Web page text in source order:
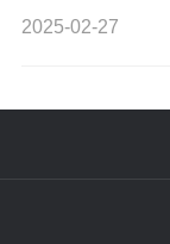
2025-02-27